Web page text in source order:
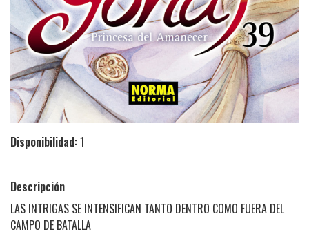
Disponibilidad:1
Descripción
LAS INTRIGAS SE INTENSIFICAN TANTO DENTRO COMO FUERA DEL
CAMPO DE BATALLA